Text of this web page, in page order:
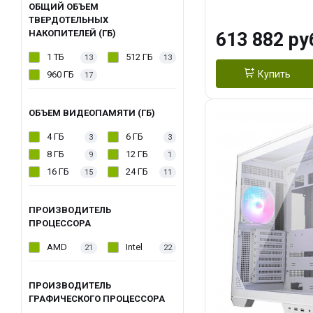
ОБЩИЙ ОБЪЕМ
ТВЕРДОТЕЛЬНЫХ
НАКОПИТЕЛЕЙ (ГБ)
1 ТБ 13 512 ГБ 13
960 ГБ 17
ОБЪЕМ ВИДЕОПАМЯТИ (ГБ)
4 ГБ 3 6 ГБ 3
8 ГБ 9 12 ГБ 1
16 ГБ 15 24 ГБ 11
ПРОИЗВОДИТЕЛЬ
ПРОЦЕССОРА
AMD 21 Intel 22
ПРОИЗВОДИТЕЛЬ
ГРАФИЧЕСКОГО ПРОЦЕССОРА
Turbo/ 960 ГБ
613 882
Купить